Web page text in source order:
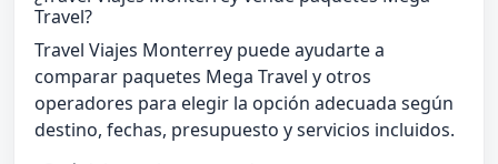
Travel?
Travel Viajes Monterrey puede ayudarte a
comparar paquetes Mega Travel y otros
operadores para elegir la opción adecuada según
destino, fechas, presupuesto y servicios incluidos.